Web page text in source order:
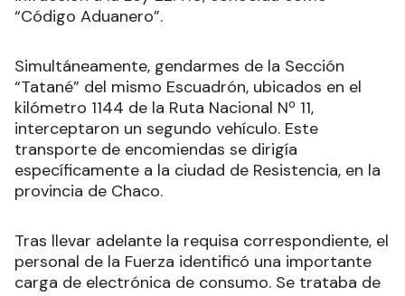
“Código Aduanero”.
Simultáneamente, gendarmes de la Sección
“Tatané” del mismo Escuadrón, ubicados en el
kilómetro 1144 de la Ruta Nacional Nº 11,
interceptaron un segundo vehículo. Este
transporte de encomiendas se dirigía
específicamente a la ciudad de Resistencia, en la
provincia de Chaco.
Tras llevar adelante la requisa correspondiente, el
personal de la Fuerza identificó una importante
carga de electrónica de consumo. Se trataba de